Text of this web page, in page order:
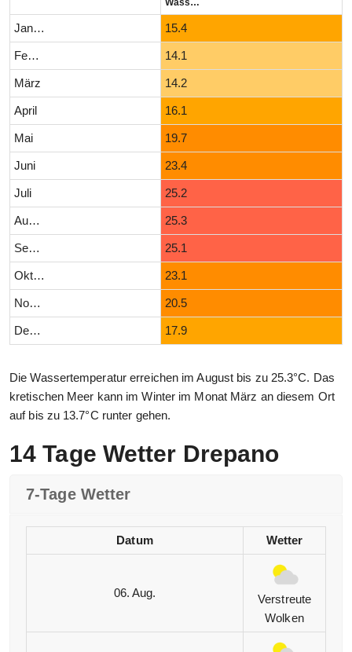
Wassertemperatur (°C)
Januar 15.4
Februar 14.1
März 14.2
April 16.1
Mai 19.7
Juni 23.4
Juli 25.2
August 25.3
September 25.1
Oktober 23.1
November 20.5
Dezember 17.9
Die Wassertemperatur erreichen im August bis zu 25.3°C. Das
kretischen Meer kann im Winter im Monat März an diesem Ort
auf bis zu 13.7°C runter gehen.
14 Tage Wetter Drepano
7-Tage Wetter
Datum Wetter
06. Aug.
Verstreute
Wolken